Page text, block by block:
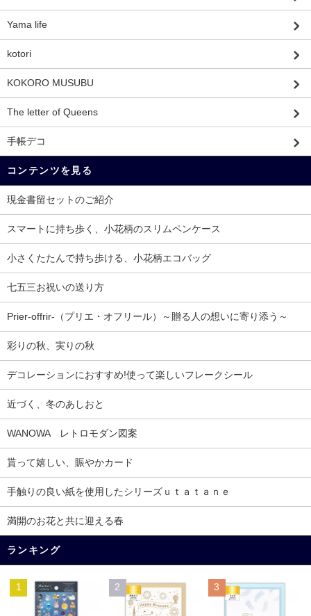
Yama life
kotori
KOKORO MUSUBU
The letter of Queens
手帳デコ
コンテンツを見る
現金書留セットのご紹介
スマートに持ち歩く、小花柄のスリムペンケース
小さくたたんで持ち歩ける、小花柄エコバッグ
七五三お祝いの送り方
Prier-offrir-（プリエ・オフリール）～贈る人の想いに寄り添う～
彩りの秋、実りの秋
デコレーションにおすすめ!使って楽しいフレークシール
近づく、冬のあしおと
WANOWA レトロモダン図案
貰って嬉しい、賑やかカード
手触りの良い紙を使用したシリーズｕｔａｔａｎｅ
満開のお花と共に迎える春
ランキング
1 2 3